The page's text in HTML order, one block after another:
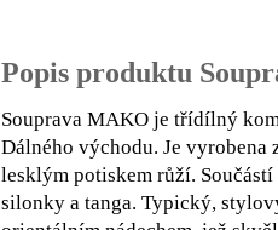
Popis produktu
Souprava MAKO je třídílný
Dálného východu. Je
lesklým potiskem růží.
silonky a tanga. Typický,